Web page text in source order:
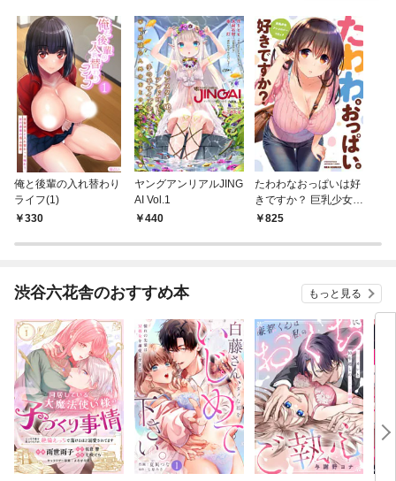
俺と後輩の入れ替わり
ライフ(1)
330
ヤングアンリアルJING
AI Vol.1
440
たわわなおっぱいは好
きですか？ 巨乳少女
アンソロジーコミック
825
渋谷六花舎のおすすめ本 もっと見る